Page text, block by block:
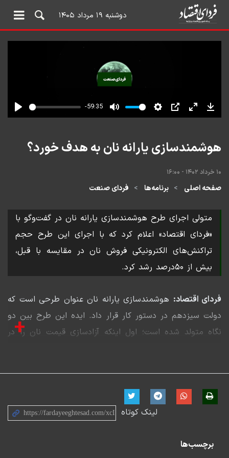
دوشنبه ۱۹ مرداد ۱۴۰۵
هوشمندسازی یارانه نان به هدف خورد؟
۱۰ خرداد ۱۴۰۲ - ۱۶:۰۰
صفحه اصلی برنامه‌ها فردای صنعت
متولی اجرای طرح هوشمندسازی یارانه نان در گفت‌وگو با
«فردای اقتصاد» اعلام کرد که با اجرای این طرح حجم
تراکنش‌های الکترونیکی فروش نان در مقایسه با قبل،
بیش از ۵۰درصد رشد کرد.
فردای اقتصاد: هوشمندسازی یارانه نان عنوان طرحی است که
دولت سیزدهم در دستور کار قرار داد. ایده این طرح بین دو
نگاه متولد شده است؛ اول اینکه آزادسازی قیمت نان را در
محمد جلال، مشاور وزیر اقتصاد و متولی اجرای طرح
هوشمندسازی یارانه نان در گفت‌وگو با «فردای اقتصاد» اعلام
کرد که با اجرای این طرح حجم تراکنش‌های الکترونیکی فروش
+
لینک کوتاه
برچسب‌ها